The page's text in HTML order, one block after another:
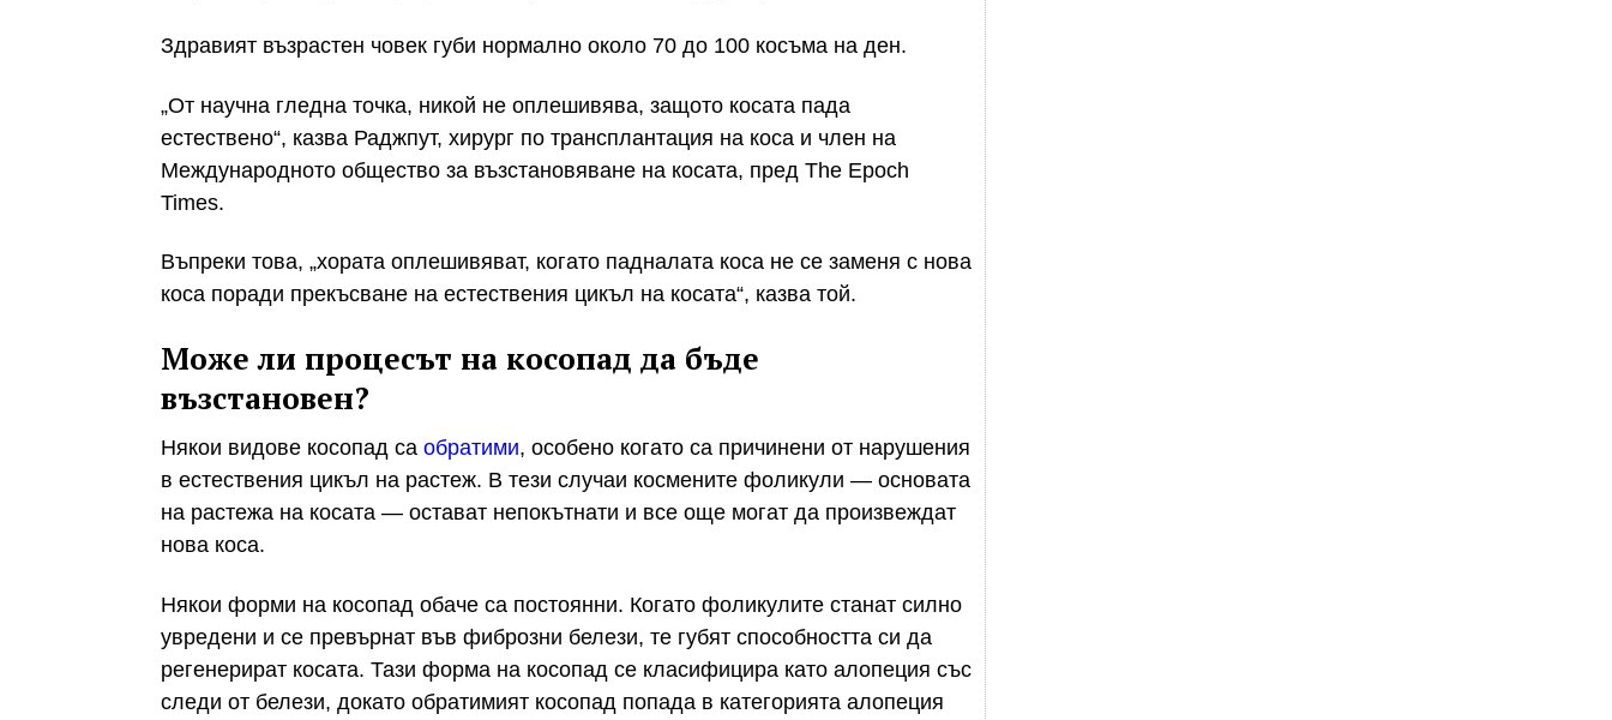
Здравият възрастен човек губи нормално около 70 до 100 косъма на ден.
„От научна гледна точка, никой не оплешивява, защото косата пада
естествено“, казва Раджпут, хирург по трансплантация на коса и член на
Международното общество за възстановяване на косата, пред The Epoch
Times.
Въпреки това, „хората оплешивяват, когато падналата коса не се заменя с нова
коса поради прекъсване на естествения цикъл на косата“, казва той.
Може ли процесът на косопад да бъде
възстановен?
Някои видове косопад са обратими, особено когато са причинени от нарушения
в естествения цикъл на растеж. В тези случаи космените фоликули — основата
на растежа на косата — остават непокътнати и все още могат да произвеждат
нова коса.
Някои форми на косопад обаче са постоянни. Когато фоликулите станат силно
увредени и се превърнат във фиброзни белези, те губят способността си да
регенерират косата. Тази форма на косопад се класифицира като алопеция със
следи от белези, докато обратимият косопад попада в категорията алопеция